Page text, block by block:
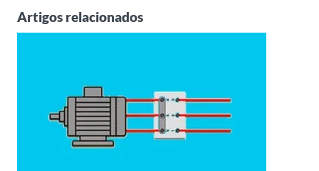
Artigos relacionados